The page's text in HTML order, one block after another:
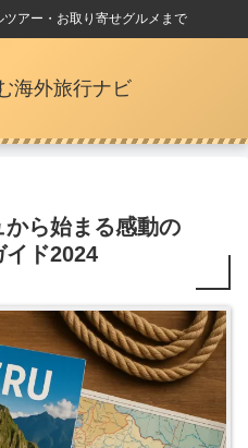
アー・お取り寄せグルメまで
海外旅行ナビ
ら始まる感動の
イド2024